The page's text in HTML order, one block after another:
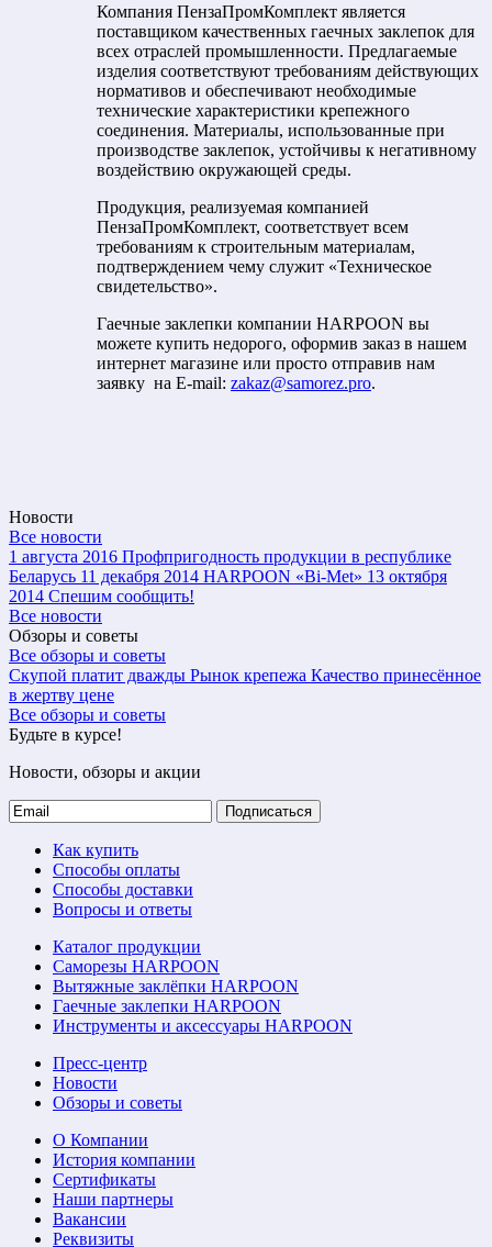
Компания ПензаПромКомплект является
поставщиком качественных гаечных заклепок для
всех отраслей промышленности. Предлагаемые
изделия соответствуют требованиям действующих
нормативов и обеспечивают необходимые
технические характеристики крепежного
соединения. Материалы, использованные при
производстве заклепок, устойчивы к негативному
воздействию окружающей среды.
Продукция, реализуемая компанией
ПензаПромКомплект, соответствует всем
требованиям к строительным материалам,
подтверждением чему служит «Техническое
свидетельство».
Гаечные заклепки компании HARPOON вы
можете купить недорого, оформив заказ в нашем
интернет магазине или просто отправив нам
заявку на E-mail: zakaz@samorez.pro.
Новости
Все новости
1 августа 2016 Профпригодность продукции в республике
Беларусь 11 декабря 2014 HARPOON «Bi-Met» 13 октября
2014 Спешим сообщить!
Все новости
Обзоры и советы
Все обзоры и советы
Скупой платит дважды Рынок крепежа Качество принесённое
в жертву цене
Все обзоры и советы
Будьте в курсе!
Новости, обзоры и акции
Подписаться
Как купить
Способы оплаты
Способы доставки
Вопросы и ответы
Каталог продукции
Саморезы HARPOON
Вытяжные заклёпки HARPOON
Гаечные заклепки HARPOON
Инструменты и аксессуары HARPOON
Пресс-центр
Новости
Обзоры и советы
О Компании
История компании
Сертификаты
Наши партнеры
Вакансии
Реквизиты